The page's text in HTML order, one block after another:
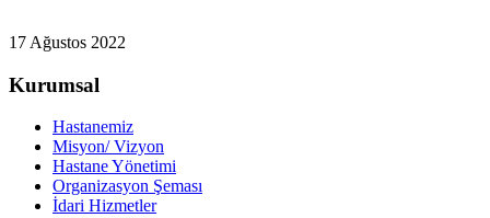
17 Ağustos 2022
Kurumsal
Hastanemiz
Misyon/ Vizyon
Hastane Yönetimi
Organizasyon Şeması
İdari Hizmetler